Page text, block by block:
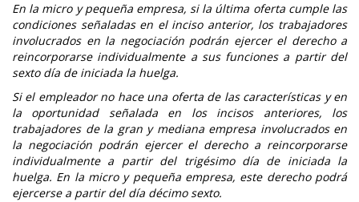
En la micro y pequeña empresa, si la última oferta cumple las
condiciones señaladas en el inciso anterior, los trabajadores
involucrados en la negociación podrán ejercer el derecho a
reincorporarse individualmente a sus funciones a partir del
sexto día de iniciada la huelga.
Si el empleador no hace una oferta de las características y en
la oportunidad señalada en los incisos anteriores, los
trabajadores de la gran y mediana empresa involucrados en
la negociación podrán ejercer el derecho a reincorporarse
individualmente a partir del trigésimo día de iniciada la
huelga. En la micro y pequeña empresa, este derecho podrá
ejercerse a partir del día décimo sexto.